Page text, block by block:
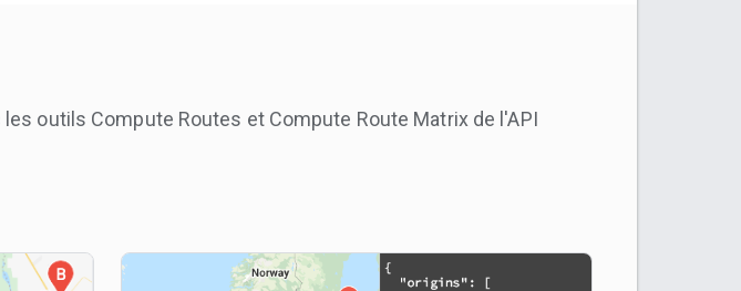
outils Compute Routes et Compute Route Matrix de l'API